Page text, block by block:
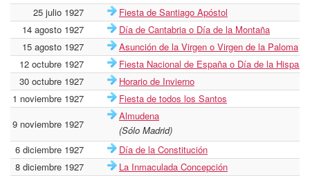
25 julio 1927
Fiesta de Santiago Apóstol
14 agosto 1927
Día de Cantabria o Día de la Montaña
15 agosto 1927
Asunción de la Virgen o Virgen de la Paloma
12 octubre 1927
Fiesta Nacional de España o Día de la
30 octubre 1927
Horario de Invierno
1 noviembre 1927
Fiesta de todos los Santos
9 noviembre 1927
Almudena
(Sólo Madrid)
6 diciembre 1927
Día de la Constitución
8 diciembre 1927
La Inmaculada Concepción